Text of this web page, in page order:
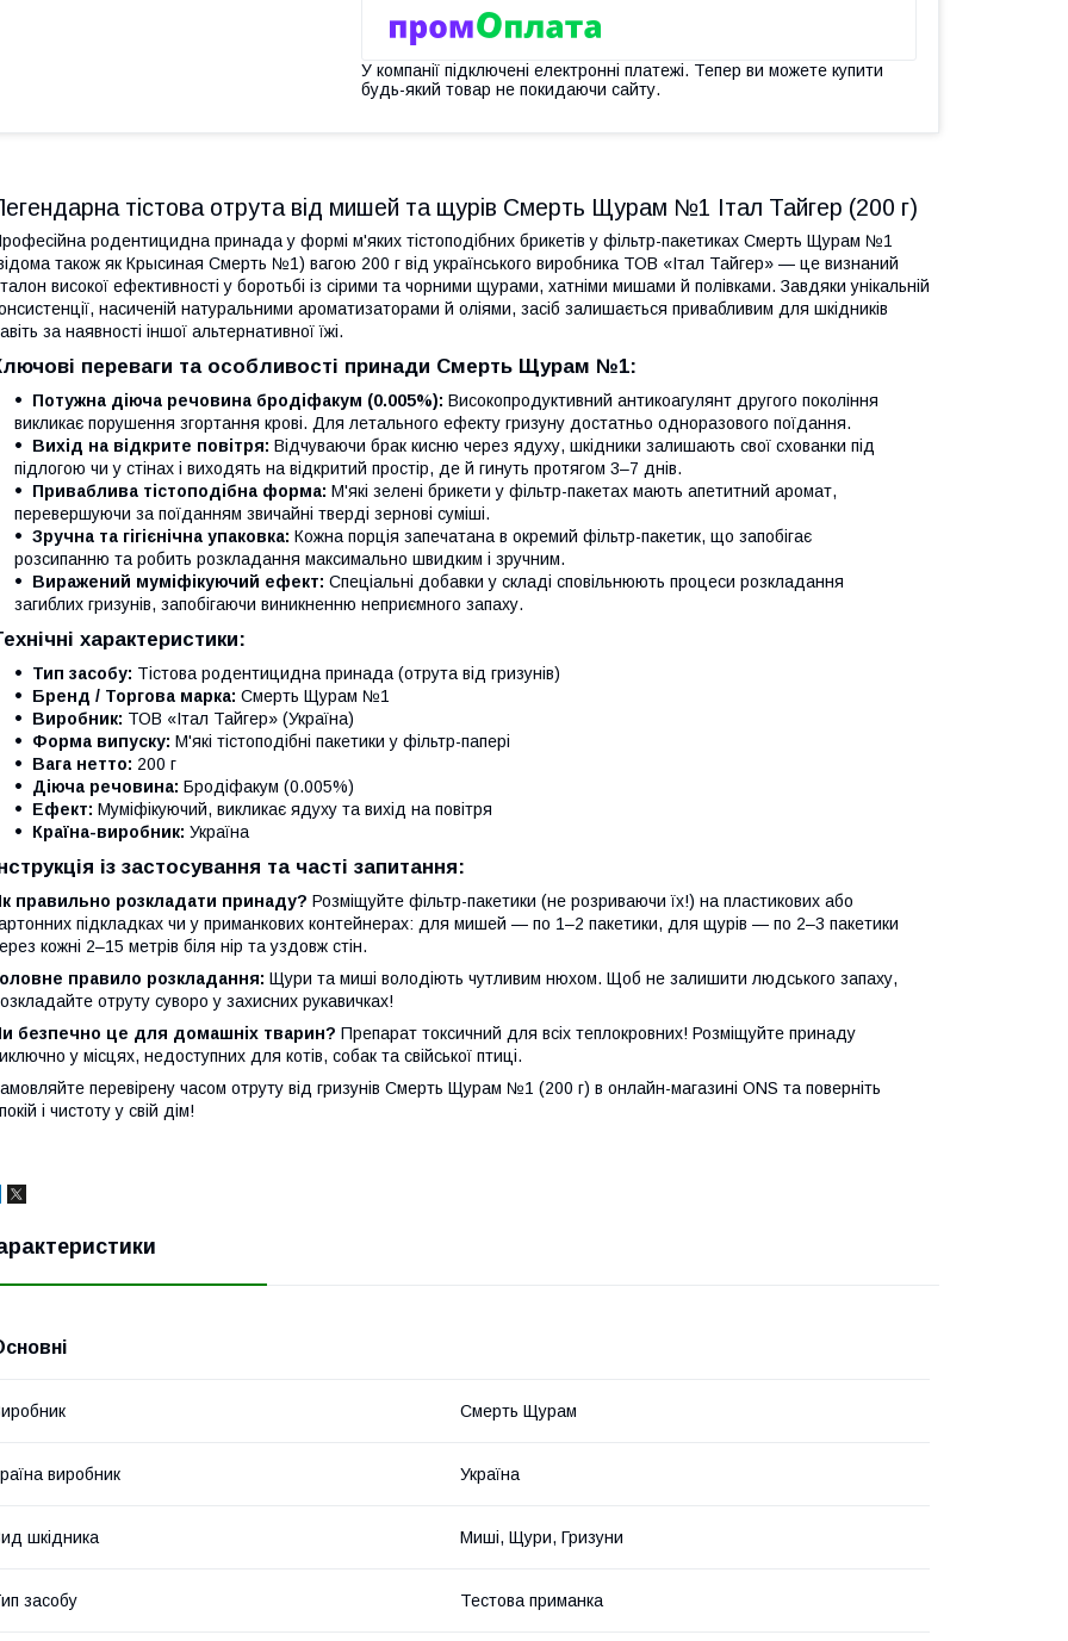
У компанії підключені електронні платежі. Тепер ви можете купити
будь-який товар не покидаючи сайту.
тістова отрута від мишей та щурів Смерть Щурам №1 Італ Тайгер (200 г)
родентицидна принада у формі м'яких тістоподібних брикетів у фільтр-пакетиках Смерть Щурам №1
також як Крысиная Смерть №1) вагою 200 г від українського виробника ТОВ «Італ Тайгер» — це визнаний
високої ефективності у боротьбі із сірими та чорними щурами, хатніми мишами й полівками. Завдяки унікальній
насиченій натуральними ароматизаторами й оліями, засіб залишається привабливим для шкідників
за наявності іншої альтернативної їжі.
переваги та особливості принади Смерть Щурам №1:
Потужна діюча речовина бродіфакум (0.005%): Високопродуктивний антикоагулянт другого покоління
викликає порушення згортання крові. Для летального ефекту гризуну достатньо одноразового поїдання.
Вихід на відкрите повітря: Відчуваючи брак кисню через ядуху, шкідники залишають свої схованки під
підлогою чи у стінах і виходять на відкритий простір, де й гинуть протягом 3–7 днів.
Приваблива тістоподібна форма: М'які зелені брикети у фільтр-пакетах мають апетитний аромат,
перевершуючи за поїданням звичайні тверді зернові суміші.
Зручна та гігієнічна упаковка: Кожна порція запечатана в окремий фільтр-пакетик, що запобігає
розсипанню та робить розкладання максимально швидким і зручним.
Виражений муміфікуючий ефект: Спеціальні добавки у складі сповільнюють процеси розкладання
загиблих гризунів, запобігаючи виникненню неприємного запаху.
характеристики:
Тип засобу: Тістова родентицидна принада (отрута від гризунів)
Бренд / Торгова марка: Смерть Щурам №1
Виробник: ТОВ «Італ Тайгер» (Україна)
Форма випуску: М'які тістоподібні пакетики у фільтр-папері
Вага нетто: 200 г
Діюча речовина: Бродіфакум (0.005%)
Ефект: Муміфікуючий, викликає ядуху та вихід на повітря
Країна-виробник: Україна
із застосування та часті запитання:
правильно розкладати принаду? Розміщуйте фільтр-пакетики (не розриваючи їх!) на пластикових або
підкладках чи у приманкових контейнерах: для мишей — по 1–2 пакетики, для щурів — по 2–3 пакетики
кожні 2–15 метрів біля нір та уздовж стін.
правило розкладання: Щури та миші володіють чутливим нюхом. Щоб не залишити людського запаху,
отруту суворо у захисних рукавичках!
безпечно це для домашніх тварин? Препарат токсичний для всіх теплокровних! Розміщуйте принаду
у місцях, недоступних для котів, собак та свійської птиці.
перевірену часом отруту від гризунів Смерть Щурам №1 (200 г) в онлайн-магазині ONS та поверніть
і чистоту у свій дім!
Смерть Щурам
виробник Україна
шкідника Миші, Щури, Гризуни
засобу Тестова приманка